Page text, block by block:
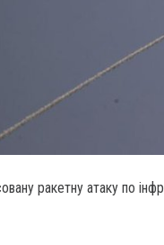
ракетну атаку по